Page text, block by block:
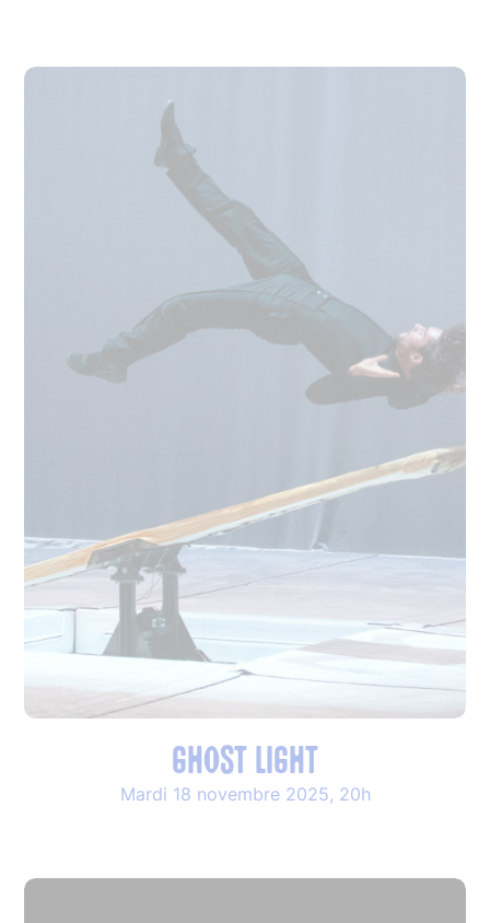
GHOST LIGHT
Mardi 18 novembre 2025, 20h